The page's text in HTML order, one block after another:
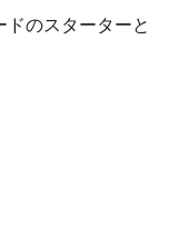
のスターターと